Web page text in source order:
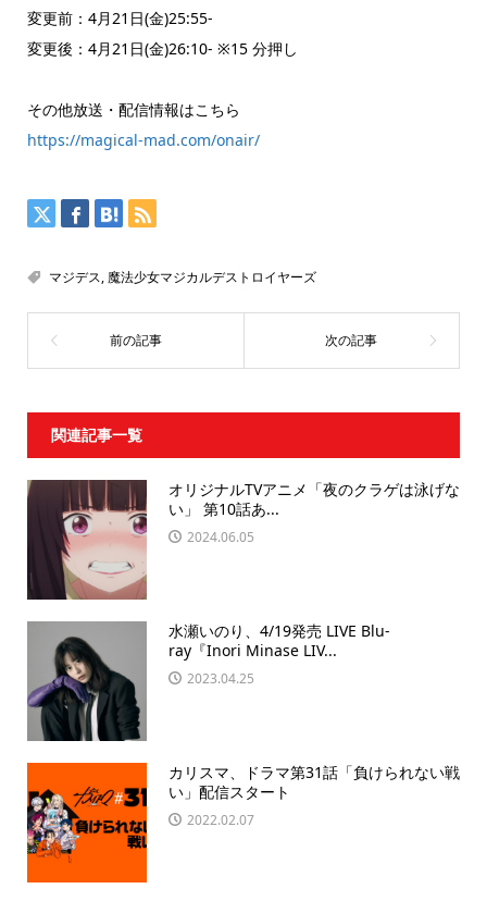
変更前：4月21日(金)25:55-
変更後：4月21日(金)26:10- ※15 分押し
その他放送・配信情報はこちら
https://magical-mad.com/onair/
マジデス, 魔法少女マジカルデストロイヤーズ
関連記事一覧
オリジナルTVアニメ「夜のクラゲは泳げな
い」 第10話あ...
2024.06.05
水瀬いのり、4/19発売 LIVE Blu-
ray『Inori Minase LIV...
2023.04.25
カリスマ、ドラマ第31話「負けられない戦
い」配信スタート
2022.02.07